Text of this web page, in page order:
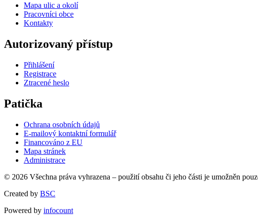
Mapa ulic a okolí
Pracovníci obce
Kontakty
Autorizovaný přístup
Přihlášení
Registrace
Ztracené heslo
Patička
Ochrana osobních údajů
E-mailový kontaktní formulář
Financováno z EU
Mapa stránek
Administrace
© 2026 Všechna práva vyhrazena – použití obsahu či jeho části je umožněn
Created by BSC
Powered by infocount